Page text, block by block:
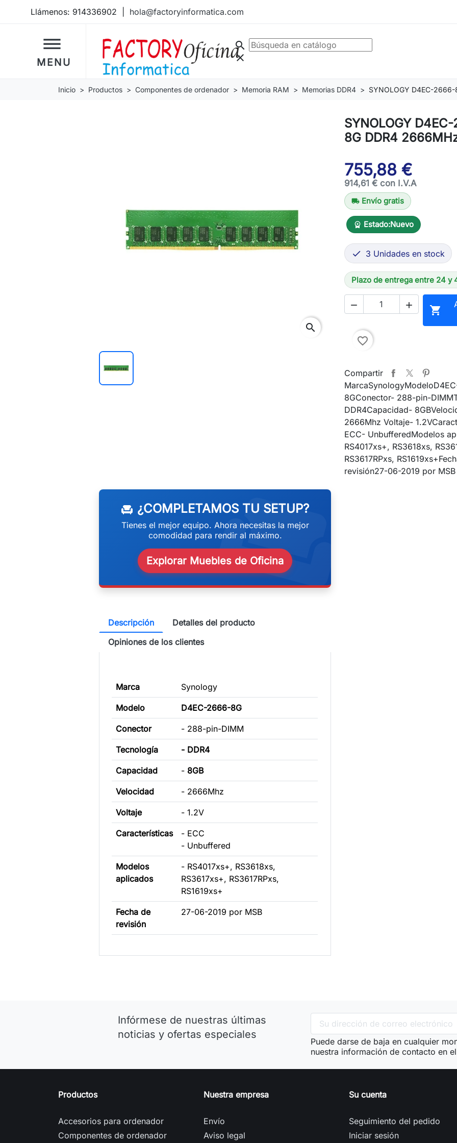
Llámenos: 914336902 hola@factoryinformatica.com
dehaze
MENU
search
clear
Inicio Productos Componentes de ordenador Memoria RAM Memorias DDR4 SYNOLOGY D4EC-
search
SYNOLOGY
8G DDR4
755,88 €
914,61 € con I.V.A
local_shipping Envío gratis
workspace_premium Estado:Nuevo
 3 Unidades en stock
Plazo de entrega entre 24 y
  
favorite_border
Compartir
8GConector- 288-pin-
DDR4Capacidad-
2666Mhz Voltaje-
ECC- UnbufferedModelos
RS4017xs+, RS3618xs,
RS3617RPxs,
revisión27-06-2019 por MSB
weekend
chair ¿COMPLETAMOS TU SETUP?
Tienes el mejor equipo. Ahora necesitas la mejor
comodidad para rendir al máximo.
Explorar Muebles de Oficina
Descripción
Detalles del producto
Opiniones de los clientes
Marca Synology
Modelo D4EC-2666-8G
Conector - 288-pin-DIMM
Tecnología - DDR4
Capacidad - 8GB
Velocidad - 2666Mhz
Voltaje - 1.2V
Características
- ECC
- Unbuffered
Modelos
aplicados
- RS4017xs+, RS3618xs,
RS3617xs+, RS3617RPxs,
RS1619xs+
Fecha de
revisión
27-06-2019 por MSB
Infórmese de nuestras últimas
noticias y ofertas especiales
Puede darse de baja en cualquier
nuestra información de contacto en
Productos
Accesorios para ordenador
Componentes de ordenador
Nuestra empresa
Envío
Aviso legal
Su cuenta
Seguimiento del pedido
Iniciar sesión